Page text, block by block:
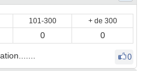
101-300 + de 300
0 0
0